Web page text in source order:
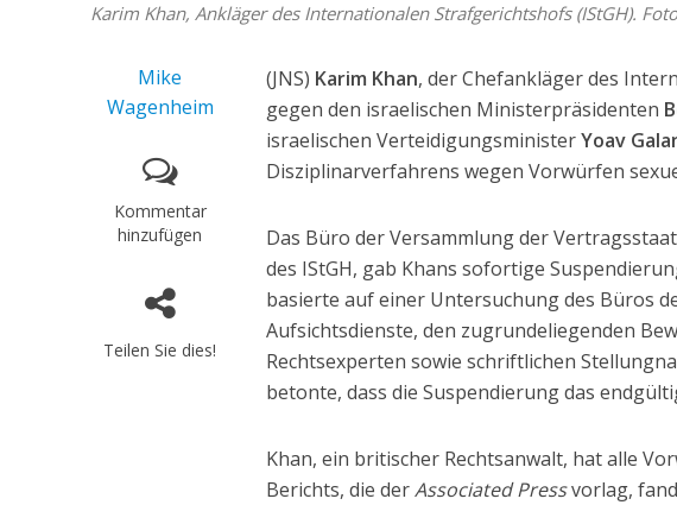
Karim Khan, Ankläger des Internationalen Strafgerichtshofs (IStGH).
Mike
Wagenheim
Kommentar
hinzufügen
Teilen Sie dies!
(JNS) Karim Khan, der Chefankläger des
gegen den israelischen Ministerpräsidenten
israelischen VerteidigungsministerYoav
Disziplinarverfahrens wegen Vorwürfen
Das Büro der Versammlung der
des IStGH, gab Khans sofortige
basierte auf einer Untersuchung des Büros
Aufsichtsdienste, den zugrundeliegenden
Rechtsexperten sowie schriftlichen
betonte, dass die Suspendierung das
Khan, ein britischer Rechtsanwalt, hat alle
Berichts, die derAssociated Pressvorlag,